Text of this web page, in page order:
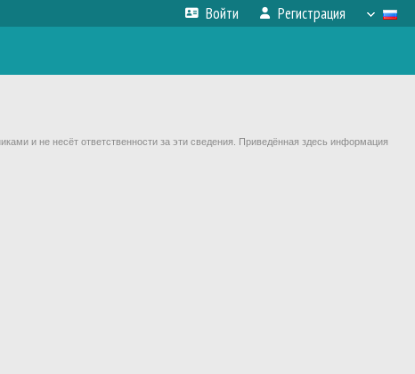
Войти Регистрация
и не несёт ответственности за эти сведения. Приведённая здесь информация